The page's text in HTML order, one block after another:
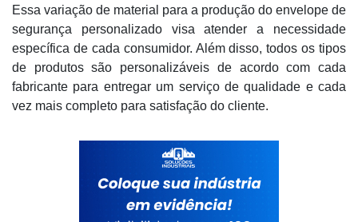
Essa variação de material para a produção do envelope de
segurança personalizado visa atender a necessidade
específica de cada consumidor. Além disso, todos os tipos
de produtos são personalizáveis de acordo com cada
fabricante para entregar um serviço de qualidade e cada
vez mais completo para satisfação do cliente.